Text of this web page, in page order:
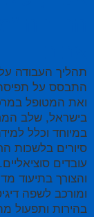
תהליך העבודה
התבסס על
ואת המטופל
בישראל, שלב
במיוחד וכלל
סיורים בלשכות
עובדים
והצורך בתיעוד
ומורכב לשפה
בהירות ותפעול